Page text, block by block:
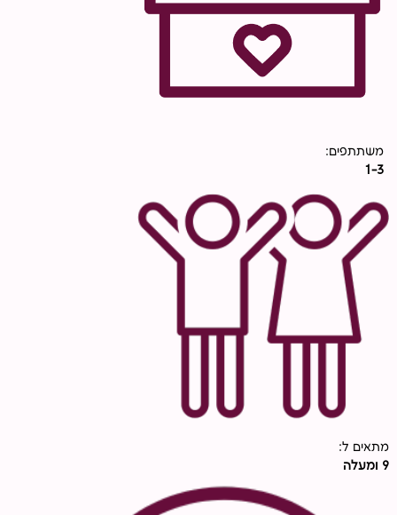
משתתפים:
1-3
מתאים ל:
9 ומעלה